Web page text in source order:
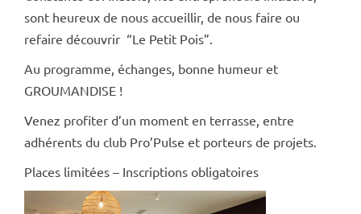
sont heureux de nous accueillir, de nous faire ou
refaire découvrir “Le Petit Pois”.
Au programme, échanges, bonne humeur et
GROUMANDISE !
Venez profiter d’un moment en terrasse, entre
adhérents du club Pro’Pulse et porteurs de projets.
Places limitées – Inscriptions obligatoires